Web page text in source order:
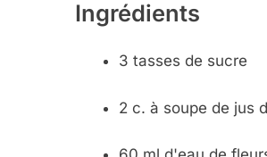
Ingrédients
3 tasses de sucre
2 c. à soupe de jus